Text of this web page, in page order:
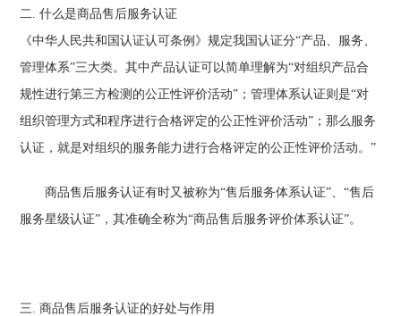
二. 什么是商品售后服务认证
《中华人民共和国认证认可条例》规定我国认证分“产品、服务、
管理体系”三大类。其中产品认证可以简单理解为“对组织产品合
规性进行第三方检测的公正性评价活动”；管理体系认证则是“对
组织管理方式和程序进行合格评定的公正性评价活动”；那么服务
认证，就是对组织的服务能力进行合格评定的公正性评价活动。”
商品售后服务认证有时又被称为“售后服务体系认证”、“售后
服务星级认证”，其准确全称为“商品售后服务评价体系认证”。
三. 商品售后服务认证的好处与作用